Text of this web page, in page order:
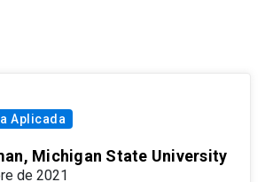
Aplicada
Michigan State University
de 2021